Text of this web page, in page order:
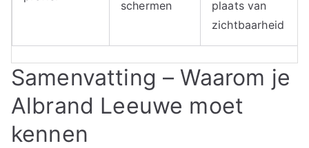
schermen
plaats van
zichtbaarheid
Samenvatting – Waarom je
Albrand Leeuwe moet
kennen